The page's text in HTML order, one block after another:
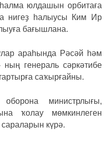
юлдашын орбитаға
нигеҙ һалыусы Ким Ир
бағышлана.
араһында Рәсәй һәм
генераль сәркәтибе
саҡырғайны.
министрлығы,
ҡолау мөмкинлеген
күрә.